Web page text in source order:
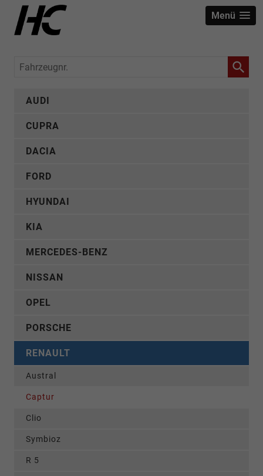
Menü
Fahrzeugnr.
AUDI
CUPRA
DACIA
FORD
HYUNDAI
KIA
MERCEDES-BENZ
NISSAN
OPEL
PORSCHE
RENAULT
Austral
Captur
Clio
Symbioz
R 5